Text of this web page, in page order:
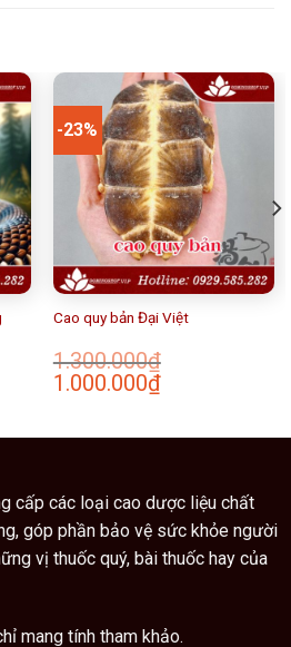
-23%
Cao quy bản Đại Việt
1.300.000₫
Giá
gốc
1.000.000₫Giá
hiện
1.000.000₫.
cấp các loại cao dược liệu chất
góp phần bảo vệ sức khỏe người
vị thuốc quý, bài thuốc hay của
mang tính tham khảo.